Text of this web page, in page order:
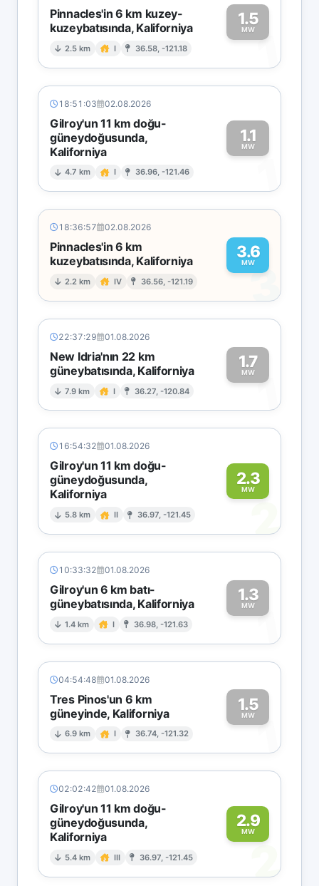
Pinnacles'in 6 km kuzey-
kuzeybatısında, Kaliforniya
2.5 km I 36.58, -121.18
1.5
MW1
18:51:03 02.08.2026
Gilroy'un 11 km doğu-
güneydoğusunda,
Kaliforniya
4.7 km I 36.96, -121.46
1.1
MW
1
18:36:57 02.08.2026
Pinnacles'in 6 km
kuzeybatısında, Kaliforniya
2.2 km IV 36.56, -121.19
3.6
MW
3
22:37:29 01.08.2026
New Idria'nın 22 km
güneybatısında, Kaliforniya
7.9 km I 36.27, -120.84
1.7
MW1
16:54:32 01.08.2026
Gilroy'un 11 km doğu-
güneydoğusunda,
Kaliforniya
5.8 km II 36.97, -121.45
2.3
MW
2
10:33:32 01.08.2026
Gilroy'un 6 km batı-
güneybatısında, Kaliforniya
1.4 km I 36.98, -121.63
1.3
MW1
04:54:48 01.08.2026
Tres Pinos'un 6 km
güneyinde, Kaliforniya
6.9 km I 36.74, -121.32
1.5
MW1
02:02:42 01.08.2026
Gilroy'un 11 km doğu-
güneydoğusunda,
Kaliforniya
5.4 km III 36.97, -121.45
2.9
MW
2